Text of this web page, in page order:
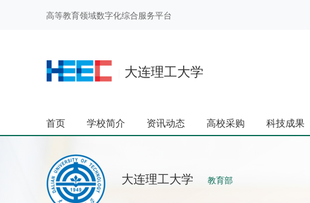
高等教育领域数字化综合服务平台
大连理工大学
首页 学校简介 资讯动态 高校采购 科技成果
大连理工大学 教育部